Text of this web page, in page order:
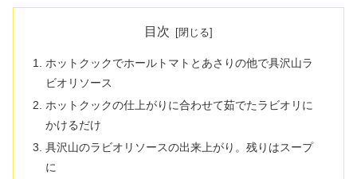
目次
ホットクックでホールトマトとあさりの他で具沢山ラ
ビオリソース
ホットクックの仕上がりに合わせて茹でたラビオリに
かけるだけ
具沢山のラビオリソースの出来上がり。残りはスープ
に